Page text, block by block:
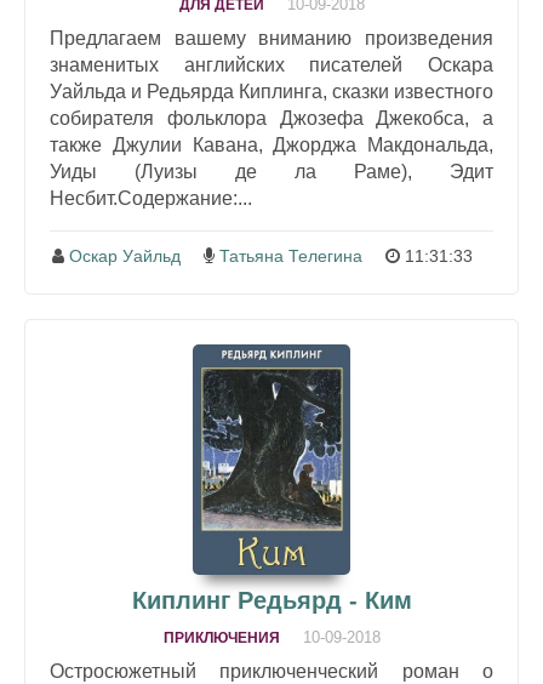
ДЛЯ ДЕТЕЙ 10-09-2018
Предлагаем вашему вниманию произведения
знаменитых английских писателей Оскара
Уайльда и Редьярда Киплинга, сказки известного
собирателя фольклора Джозефа Джекобса, а
также Джулии Кавана, Джорджа Макдональда,
Уиды (Луизы де ла Раме), Эдит
Несбит.Содержание:...
Оскар Уайльд Татьяна Телегина 11:31:33
Киплинг Редьярд - Ким
ПРИКЛЮЧЕНИЯ 10-09-2018
Остросюжетный приключенческий роман о